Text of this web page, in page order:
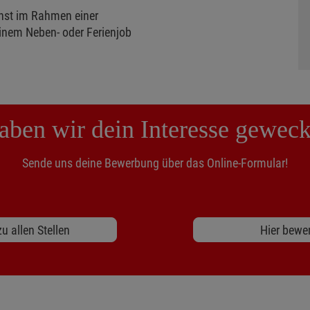
im Rahmen einer
Neben- oder Ferienjob
wir dein Interesse
Sende uns deine Bewerbung über das Online-Formular!
allen Stellen Hier